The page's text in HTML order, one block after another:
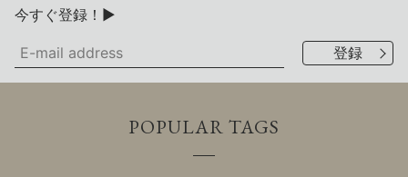
今すぐ登録！▶
POPULAR TAGS